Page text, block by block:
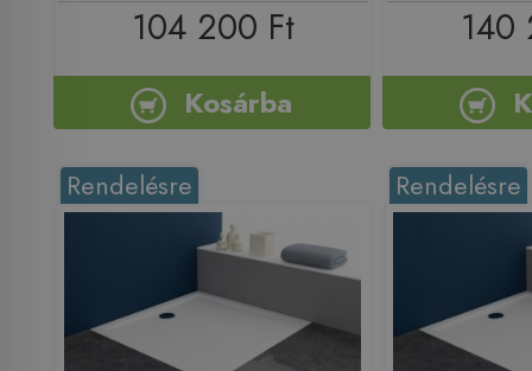
104 200 Ft
Kosárba
140
Rendelésre Rendelésre